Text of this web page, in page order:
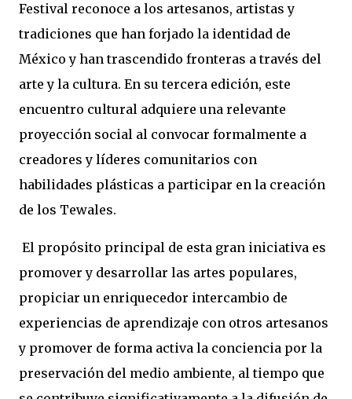
Festival reconoce a los artesanos, artistas y
tradiciones que han forjado la identidad de
México y han trascendido fronteras a través del
arte y la cultura. En su tercera edición, este
encuentro cultural adquiere una relevante
proyección social al convocar formalmente a
creadores y líderes comunitarios con
habilidades plásticas a participar en la creación
de los Tewales.
El propósito principal de esta gran iniciativa es
promover y desarrollar las artes populares,
propiciar un enriquecedor intercambio de
experiencias de aprendizaje con otros artesanos
y promover de forma activa la conciencia por la
preservación del medio ambiente, al tiempo que